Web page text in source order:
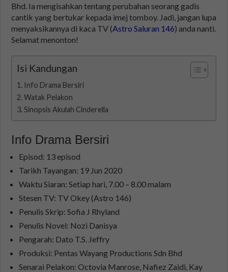
Bhd. Ia mengisahkan tentang perubahan seorang gadis
cantik yang bertukar kepada imej tomboy. Jadi, jangan lupa
menyaksikannya di kaca TV (Astro Saluran 146) anda nanti.
Selamat menonton!
Isi Kandungan
Info Drama Bersiri
Watak Pelakon
Sinopsis Akulah Cinderella
Info Drama Bersiri
Episod: 13 episod
Tarikh Tayangan: 19 Jun 2020
Waktu Siaran: Setiap hari, 7.00 – 8.00 malam
Stesen TV: TV Okey (Astro 146)
Penulis Skrip: Sofia J Rhyland
Penulis Novel: Nozi Danisya
Pengarah: Dato T.S. Jeffry
Produksi: Pentas Wayang Productions Sdn Bhd
Senarai Pelakon: Octovia Manrose, Nafiez Zaidi, Kay